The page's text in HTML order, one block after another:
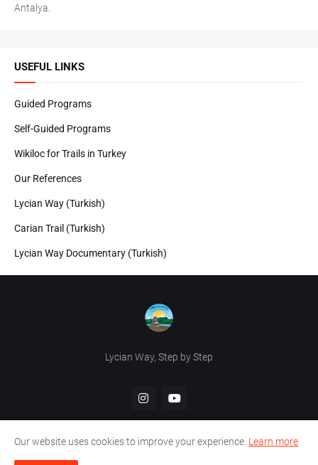
Antalya.
USEFUL LINKS
Guided Programs
Self-Guided Programs
Wikiloc for Trails in Turkey
Our References
Lycian Way (Turkish)
Carian Trail (Turkish)
Lycian Way Documentary (Turkish)
Lycian Way, Step by Step
Our website uses cookies to improve your experience. Learn more